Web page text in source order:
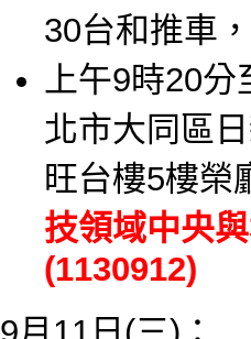
30台和推車
上午9時20
北市大同區
旺台樓5樓榮
技領域中央
(1130912)